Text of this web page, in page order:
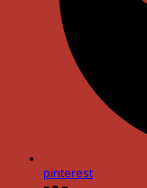
pinterest